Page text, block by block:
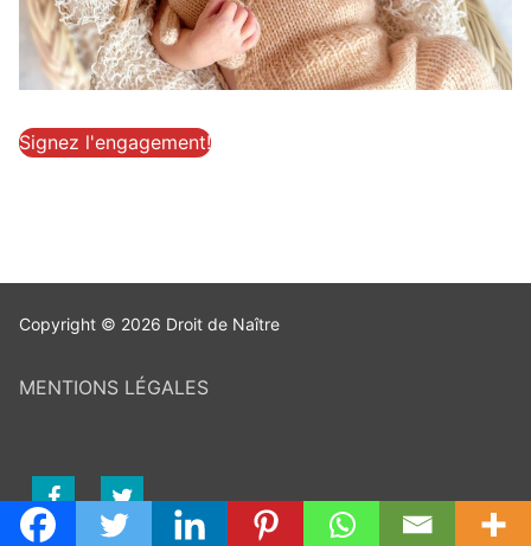
Signez l'engagement!
Copyright © 2026 Droit de Naître
MENTIONS LÉGALES